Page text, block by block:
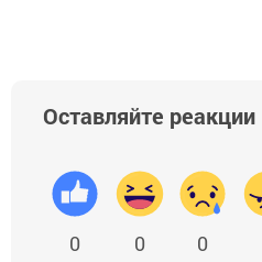
Оставляйте реакции
0 0 0